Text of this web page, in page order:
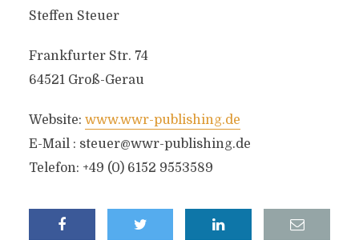
Steffen Steuer
Frankfurter Str. 74
64521 Groß-Gerau
Website: www.wwr-publishing.de
E-Mail : steuer@wwr-publishing.de
Telefon: +49 (0) 6152 9553589